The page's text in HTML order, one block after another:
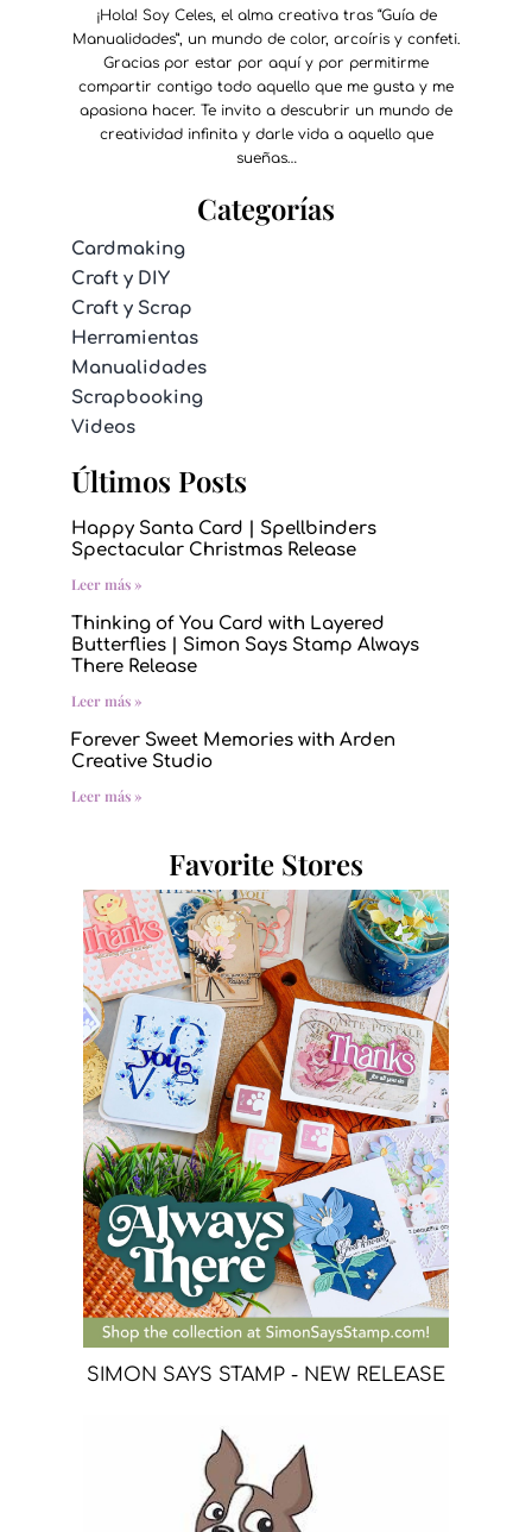
¡Hola! Soy Celes, el alma creativa tras “Guía de
Manualidades”, un mundo de color, arcoíris y confeti.
Gracias por estar por aquí y por permitirme
compartir contigo todo aquello que me gusta y me
apasiona hacer. Te invito a descubrir un mundo de
creatividad infinita y darle vida a aquello que
sueñas…
Categorías
Cardmaking
Craft y DIY
Craft y Scrap
Herramientas
Manualidades
Scrapbooking
Videos
Últimos Posts
Happy Santa Card | Spellbinders
Spectacular Christmas Release
Leer más »
Thinking of You Card with Layered
Butterflies | Simon Says Stamp Always
There Release
Leer más »
Forever Sweet Memories with Arden
Creative Studio
Leer más »
Favorite Stores
SIMON SAYS STAMP - NEW RELEASE